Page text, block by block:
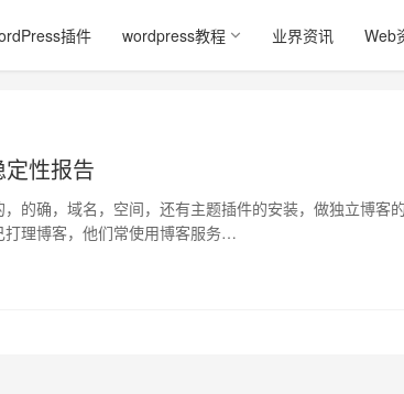
插件 wordpress教程 业界资讯 Web
性报告
的确，域名，空间，还有主题插件的安装，做独立博客
打理博客，他们常使用博客服务…